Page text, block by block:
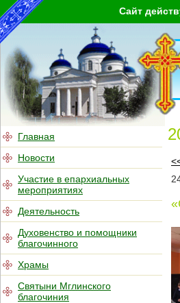
Сайт
Главная
Новости
Участие в епархиальных
мероприятиях
Деятельность
Духовенство и помощники
благочинного
Храмы
Святыни Мглинского
благочиния